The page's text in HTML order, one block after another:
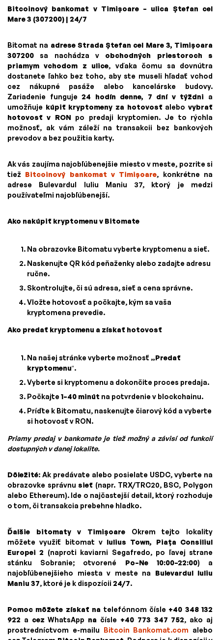
Bitcoinový bankomat v Timișoare – ulica Ștefan cel
Mare 3 (307200) | 24/7
Bitomat na adrese Strada Ștefan cel Mare 3, Timișoara
307200 sa nachádza v obchodných priestoroch s
priamym vchodom z ulice, vďaka čomu sa dovnútra
dostanete ľahko bez toho, aby ste museli hľadať vchod
cez nákupné pasáže alebo kancelárske budovy.
Zariadenie funguje24 hodín denne, 7 dní v týždni a
umožňuje kúpiť kryptomeny za hotovosťalebovybrať
hotovosť v RON po predaji kryptomien. Je to rýchla
možnosť, ak vám záleží na transakcii bez bankových
prevodov a bez použitia karty.
Ak vás zaujíma najobľúbenejšie miesto v meste, pozrite si
tiež Bitcoinový bankomat v Timișoare, konkrétne na
adrese Bulevardul Iuliu Maniu 37, ktorý je medzi
používateľmi najobľúbenejší.
Ako nakúpiť kryptomenu v Bitomate
Na obrazovke Bitomatu vyberte kryptomenu a sieť.
Naskenujte QR kód peňaženky alebo zadajte adresu
ručne.
Skontrolujte, či sú adresa, sieť a cena správne.
Vložte hotovosť a počkajte, kým sa vaša
kryptomena prevedie.
Ako predať kryptomenu a získať hotovosť
Na našej stránke vyberte možnosť „Predať
kryptomenu“.
Vyberte si kryptomenu a dokončite proces predaja.
Počkajte 1–40 minút na potvrdenie v blockchainu.
Príďte k Bitomatu, naskenujte čiarový kód a vyberte
si hotovosť v RON.
Priamy predaj v bankomate je tiež možný a závisí od funkcií
dostupných v danej lokalite.
Dôležité: Ak predávate alebo posielate USDC, vyberte na
obrazovke správnusieť (napr. TRX/TRC20, BSC, Polygon
alebo Ethereum). Ide o najčastejší detail, ktorý rozhoduje
o tom, či transakcia prebehne hladko.
Ďalšie bitomaty v Timișoare Okrem tejto lokality
môžete využiť bitomat v Iulius Town, Piața Consiliul
Europei 2 (naproti kaviarni Segafredo, po ľavej strane
stánku Sobranie; otvorené Po–Ne 10:00–22:00) a
najobľúbenejšieho miesta v meste na Bulevardul Iuliu
Maniu 37, ktoré je k dispozícii 24/7.
Pomoc môžete získať na telefónnom čísle +40 348 132
922 a cez WhatsApp na čísle +40 773 347 752, ako aj
prostredníctvom e-mailu Bitcoin Bankomat.com alebo